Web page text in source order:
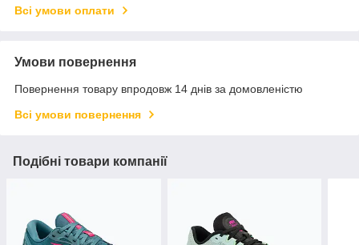
Всі умови оплати
Умови повернення
Повернення товару впродовж 14 днів за домовленістю
Всі умови повернення
Подібні товари компанії